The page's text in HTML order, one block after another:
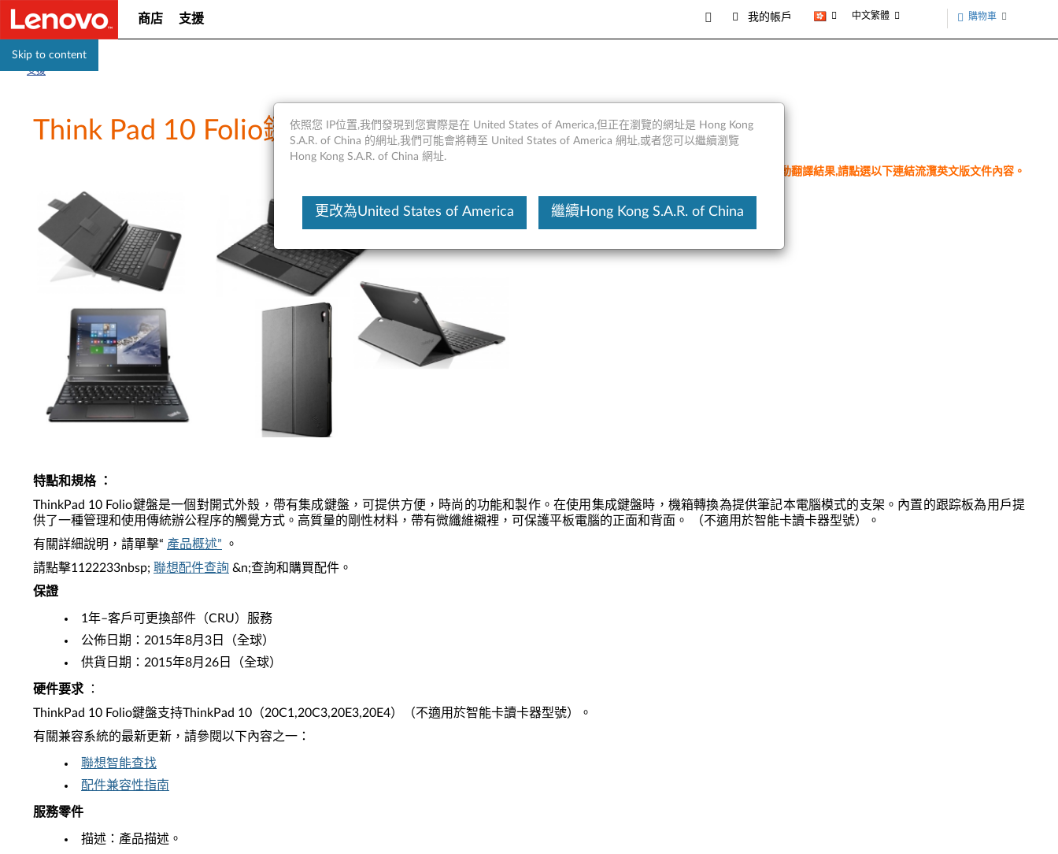
Skip to content
商店 支援 我的帳戶 中文繁體 購物車
支援
Think Pad 10 Folio鍵盤 - 概述和服務部件
這份文件為翻譯程式自動翻譯結果,請點選以下連結流灠英文版文件內容。
特點和規格
：
ThinkPad 10 Folio鍵盤是一個對開式外殼，帶有集成鍵盤，可提供方便，時尚的功能和製作。在使用集成鍵盤時，機箱轉換為提供筆記本電腦模式的支架。內置的跟踪板為用戶提
供了一種管理和使用傳統辦公程序的觸覺方式。高質量的剛性材料，帶有微纖維襯裡，可保護平板電腦的正面和背面。 （不適用於智能卡讀卡器型號）。
有關詳細說明，請單擊“ 產品概述” 。
請點擊1122233nbsp; 聯想配件查詢 &n;查詢和購買配件。
保證
1年–客戶可更換部件（CRU）服務
公佈日期：2015年8月3日（全球）
供貨日期：2015年8月26日（全球）
硬件要求 ：
ThinkPad 10 Folio鍵盤支持ThinkPad 10（20C1,20C3,20E3,20E4）（不適用於智能卡讀卡器型號）。
有關兼容系統的最新更新，請參閱以下內容之一：
聯想智能查找
配件兼容性指南
服務零件
描述：產品描述。
依照您 IP位置,我們發現到您實際是在 United States of America,但正在瀏覽的網址是 Hong Kong
S.A.R. of China 的網址,我們可能會將轉至 United States of America 網址,或者您可以繼續瀏覽
Hong Kong S.A.R. of China 網址.
更改為United States of America 繼續Hong Kong S.A.R. of China